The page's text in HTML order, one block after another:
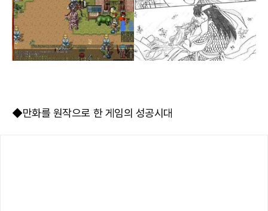
◆만화를 원작으로 한 게임의 성공시대